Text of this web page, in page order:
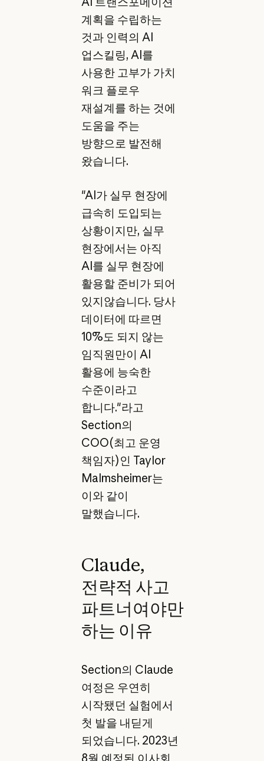
계획을 수립하는
것과 인력의 AI
업스킬링, AI를
사용한 고부가 가치
워크 플로우
재설계를 하는 것에
도움을 주는
방향으로 발전해
왔습니다.
"AI가 실무 현장에
급속히 도입되는
상황이지만, 실무
현장에서는 아직
AI를 실무 현장에
활용할 준비가 되어
있지않습니다. 당사
데이터에 따르면
10%도 되지 않는
임직원만이 AI
활용에 능숙한
수준이라고
합니다."라고
Section의
COO(최고 운영
책임자)인 Taylor
Malmsheimer는
이와 같이
말했습니다.
Claude,
전략적 사고
파트너여야만
하는 이유
Section의 Claude
여정은 우연히
시작됐던 실험에서
첫 발을 내딛게
되었습니다. 2023년
8월 예정된 이사회